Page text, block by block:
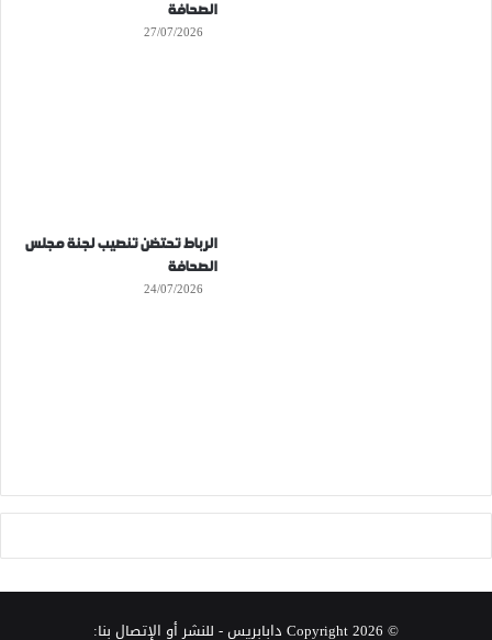
الصحافة
27/07/2026
الرباط تحتضن تنصيب لجنة مجلس
الصحافة
24/07/2026
© Copyright 2026 دابابريس- للنشر أو الإتصال بنا: